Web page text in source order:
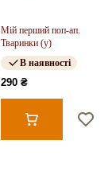
Мій перший поп-ап.
Тваринки (у)
В наявності
290 ₴